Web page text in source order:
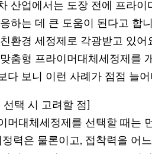
산업에서는 도장 전에 프라이
하는 데 큰 도움이 된다고 합
환경 세정제로 각광받고 있
춤형 프라이머대체세정제를
다 보니 이런 사례가 점점 늘
선택 시 고려할 점]
머대체세정제를 선택할 때는
정력은 물론이고, 접착력을 어